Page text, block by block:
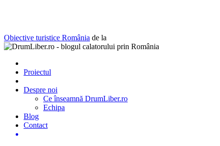
Obiective turistice România de la
Proiectul
Despre noi
Ce înseamnă DrumLiber.ro
Echipa
Blog
Contact